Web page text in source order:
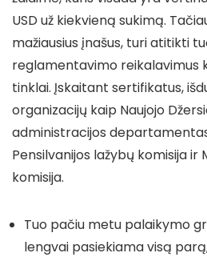
USD už kiekvieną sukimą.
mažiausius įnašus, turi atitikti
reglamentavimo reikalavimus
tinklai. Įskaitant sertifikatus,
organizacijų kaip Naujojo
administracijos
Pensilvanijos lažybų komisija ir
komisija.
Tuo pačiu metu palaikymo
lengvai pasiekiama visą